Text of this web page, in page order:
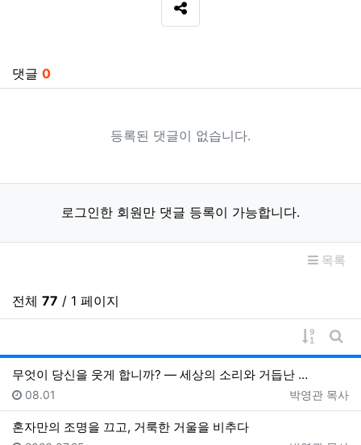
SNS 공유
댓글 0
등록된 댓글이 없습니다.
로그인한 회원만 댓글 등록이 가능합니다.
목록
전체 77 / 1 페이지
게시물
게
무엇이 당신을 웃게 합니까? — 세상의 소리와 거듭난 …
등록자
박영관 목사
등록일
08.01
혼자만의 조명을 끄고, 거룩한 거울을 비추다